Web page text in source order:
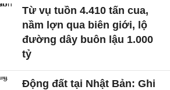
Từ vụ tuồn 4.410 tấn cua,
nầm lợn qua biên giới, lộ
đường dây buôn lậu 1.000
tỷ
Động đất tại Nhật Bản: Ghi